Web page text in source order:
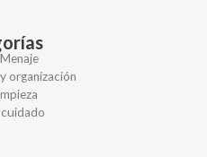
organización